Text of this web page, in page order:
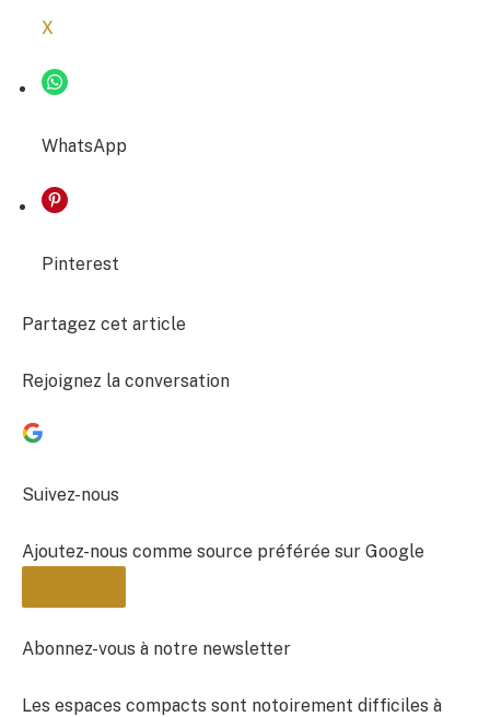
X
WhatsApp
Pinterest
Partagez cet article
Rejoignez la conversation
Suivez-nous
Ajoutez-nous comme source préférée sur Google
Abonnez-vous à notre newsletter
Les espaces compacts sont notoirement difficiles à